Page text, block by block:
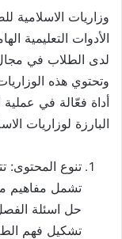
وزاريات الاسلامية
الأدوات التعليمية
لدى الطلاب في
وتحتوي هذه
أداة فعّالة في
البارزة لوزاريات
تنوع المحتوى:
تشمل مفاهيم
حل اسئلة
تشكيل فهم